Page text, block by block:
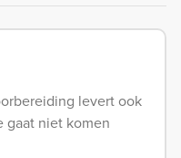
levert ook
gaat niet komen